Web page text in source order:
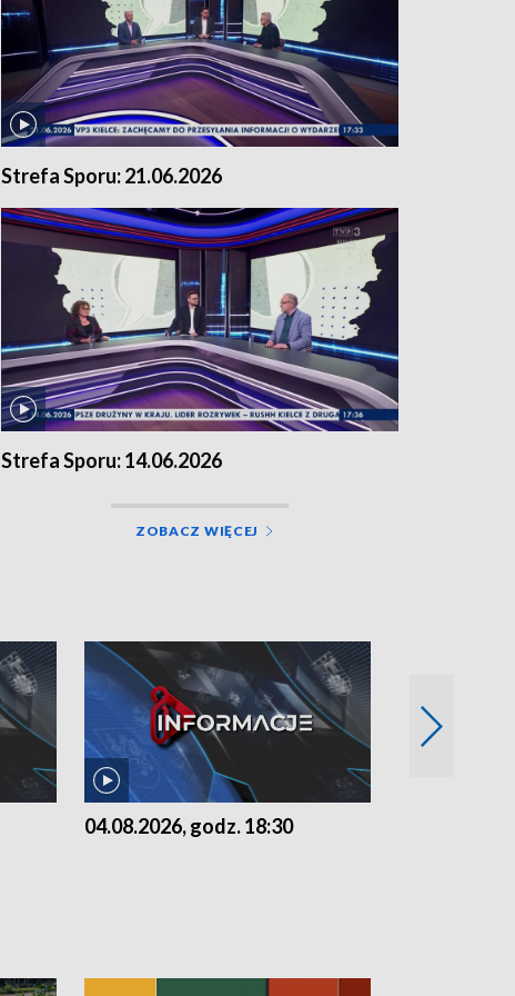
Strefa Sporu: 21.06.2026
Strefa Sporu: 14.06.2026
ZOBACZ WIĘCEJ
04.08.2026, godz. 18:30